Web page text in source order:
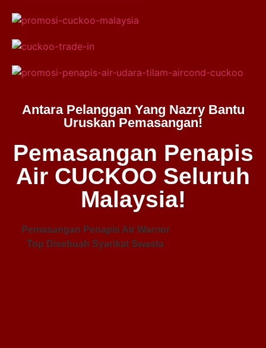
Antara Pelanggan Yang Nazry Bantu
Uruskan Pemasangan!
Pemasangan Penapis
Air CUCKOO Seluruh
Malaysia!
Pemasangan Penapis Air Warrior
Top Disebuah Syarikat Swasta